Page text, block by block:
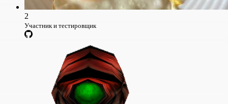
2
Участник и тестировщик